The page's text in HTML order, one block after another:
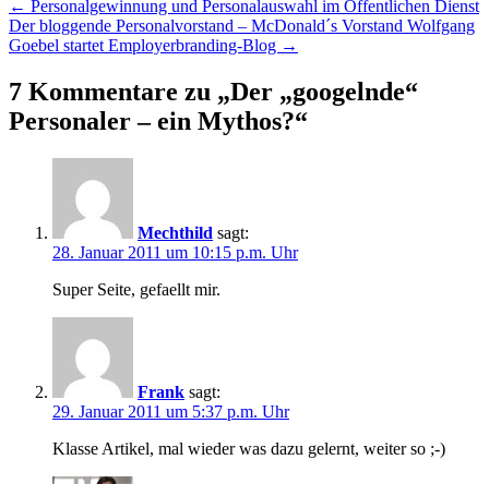
Beitragsnavigation
← Personalgewinnung und Personalauswahl im Öffentlichen Dienst
Der bloggende Personalvorstand – McDonald´s Vorstand Wolfgang
Goebel startet Employerbranding-Blog →
7 Kommentare zu „Der „googelnde“
Personaler – ein Mythos?“
Mechthild sagt:
28. Januar 2011 um 10:15 p.m. Uhr
Super Seite, gefaellt mir.
Frank sagt:
29. Januar 2011 um 5:37 p.m. Uhr
Klasse Artikel, mal wieder was dazu gelernt, weiter so ;-)